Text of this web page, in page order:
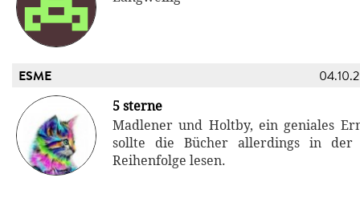
ESME
5 sterne
Madlener und Holtby, ein geniales
sollte die Bücher allerdings in der
Reihenfolge lesen.